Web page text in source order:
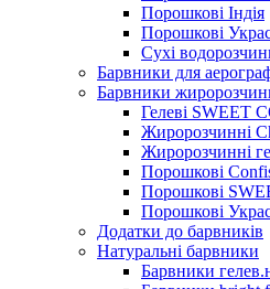
Порошкові Індія
Порошкові
Сухі
Барвники для
Барвники
Гелеві SWEET
Жиророзчинні
Жиророзчинні
Порошкові
Порошкові
Порошкові
Додатки до барвників
Натуральні барвники
Барвники